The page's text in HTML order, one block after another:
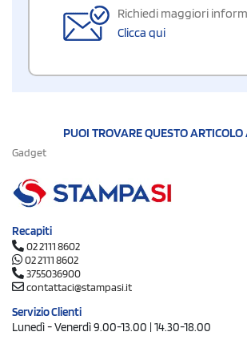
Richiedi maggiori
Clicca qui
PUOI TROVARE QUESTO ARTICOLO
Gadget
Recapiti
02 2111 8602
02 2111 8602
3755036900
contattaci@stampasi.it
Servizio Clienti
Lunedì - Venerdì 9.00-13.00 | 14.30-18.00